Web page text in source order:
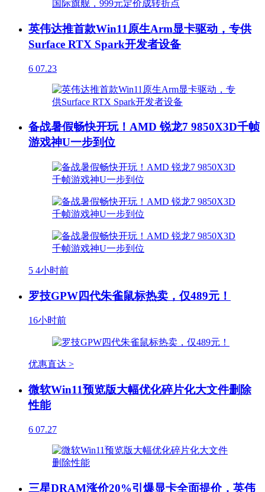
英伟达推首款Win11原生Arm显卡驱动，专供
Surface RTX Spark开发者设备
6 07.23
备战暑假畅快开玩！AMD 锐龙7 9850X3D千帧
游戏神U一步到位
5 4小时前
罗技GPW四代朱雀鼠标热卖，仅489元！
16小时前
优惠直达 >
微软Win11预览版大幅优化碎片化大文件删除
性能
6 07.27
三星DRAM涨价20%引爆显卡全面提价，英伟